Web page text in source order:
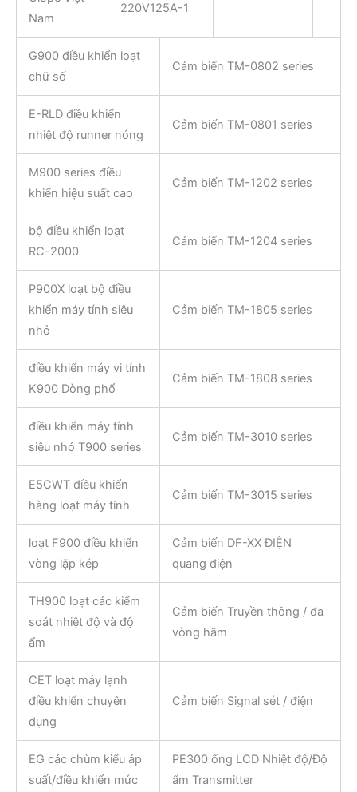
Nam
220V125A-1
G900 điều khiển loạt
chữ số
Cảm biến TM-0802 series
E-RLD điều khiển
nhiệt độ runner nóng
Cảm biến TM-0801 series
M900 series điều
khiển hiệu suất cao
Cảm biến TM-1202 series
bộ điều khiển loạt
RC-2000
Cảm biến TM-1204 series
P900X loạt bộ điều
khiển máy tính siêu
nhỏ
Cảm biến TM-1805 series
điều khiển máy vi tính
K900 Dòng phổ
Cảm biến TM-1808 series
điều khiển máy tính
siêu nhỏ T900 series
Cảm biến TM-3010 series
E5CWT điều khiển
hàng loạt máy tính
Cảm biến TM-3015 series
loạt F900 điều khiển
vòng lặp kép
Cảm biến DF-XX ĐIỆN
quang điện
TH900 loạt các kiểm
soát nhiệt độ và độ
ẩm
Cảm biến Truyền thông / đa
vòng hãm
CET loạt máy lạnh
điều khiển chuyên
dụng
Cảm biến Signal sét / điện
EG các chùm kiểu áp
suất/điều khiển mức
PE300 ống LCD Nhiệt độ/Độ
ẩm Transmitter